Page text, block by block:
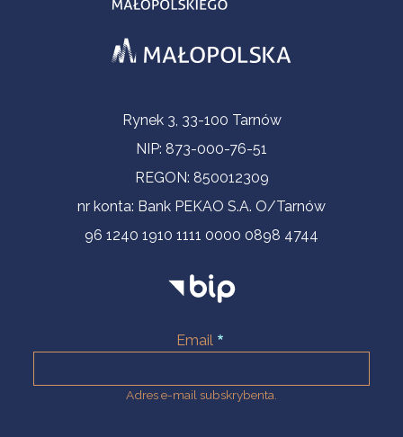
Informacje kontaktoweRynek 3, 33-100 Tarnów
NIP: 873-000-76-51
REGON: 850012309
nr konta: Bank PEKAO S.A. O/Tarnów
96 1240 1910 1111 0000 0898 4744
Email
Adres e-mail subskrybenta.